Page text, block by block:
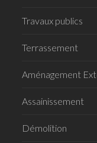
Travaux publics
Terrassement
Aménagement
Assainissement
Démolition